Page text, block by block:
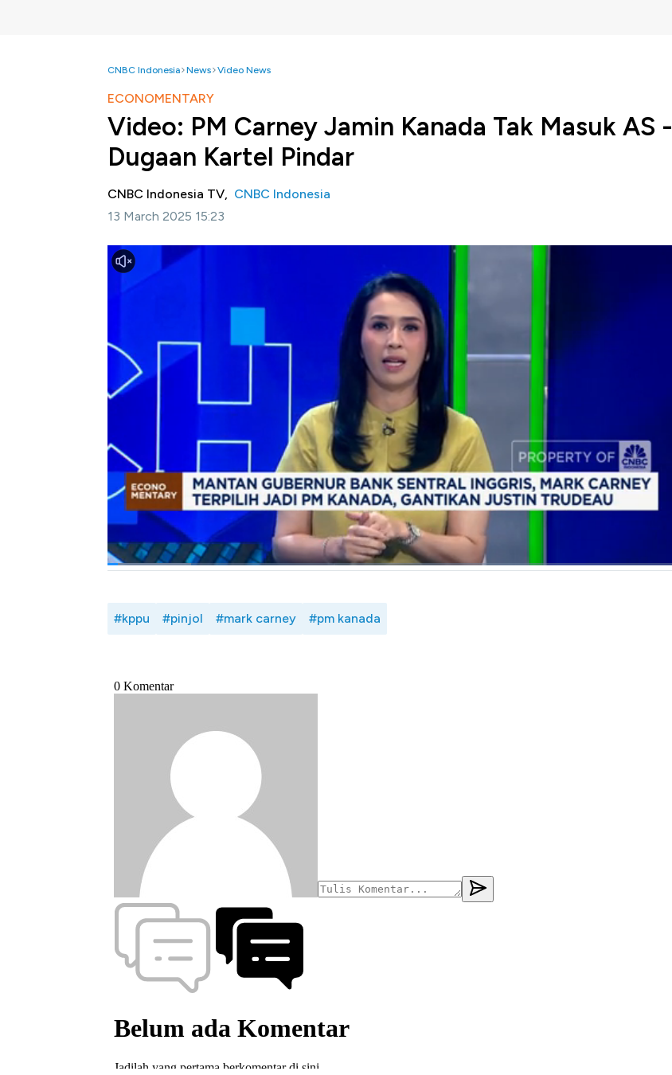
CNBC Indonesia News Video News
ECONOMENTARY
Video: PM Carney Jamin Kanada Tak Masuk AS -
Dugaan Kartel Pindar
CNBC Indonesia TV, CNBC Indonesia
13 March 2025 15:23
Jakarta, CNBC Indonesia -
Mantan Gubernur Bank Sentral Inggris, Mark Carney, terpilih menjadi
pemimpin baru Partai Liberal Kanada dan akan menjadi Perdana Menteri Kanada menggantikan Justin
Trudeau, yang sebelumnya mengundurkan diri jabatan perdana menteri.
Dalam pidato perdananya usai terpilih menjadi Perdana Menteri Baru Canada, Mark Carney
menegaskan soal status Kanada yang tidak akan pernah jadi bagian Amerika Serikat. Hal ini
merespons pernyataan Presiden Amerika Serikat Donald Trump, beberapa waktu sebelumnya, yang
mengatakan akan mengambil alih Kanada.
Komisi Pengawas Persaingan Usaha (KPPU) telah menetapkan 44 perusahaan pinjaman daring
(pindar) sebagai terlapor atas dugaan pelanggaran aturan anti-monopoli. Platform fintech peer-to-
peer lending tersebut diduga mengatur harga.
Selengkapnya dalam program Power Lunch CNBC Indonesia (Kamis, 13/03/2025) berikut ini.
#kppu #pinjol #mark carney #pm kanada